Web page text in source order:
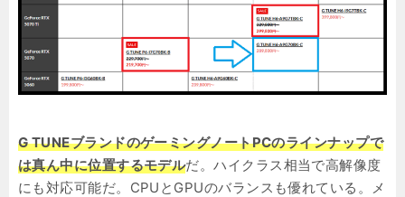
G TUNEブランドのゲーミングノートPCのラインナップで
は真ん中に位置するモデルだ。ハイクラス相当で高解像度
にも対応可能だ。CPUとGPUのバランスも優れている。メ